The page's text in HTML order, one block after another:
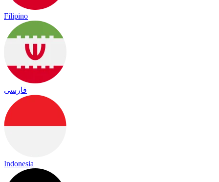
Filipino
فارسی
Indonesia